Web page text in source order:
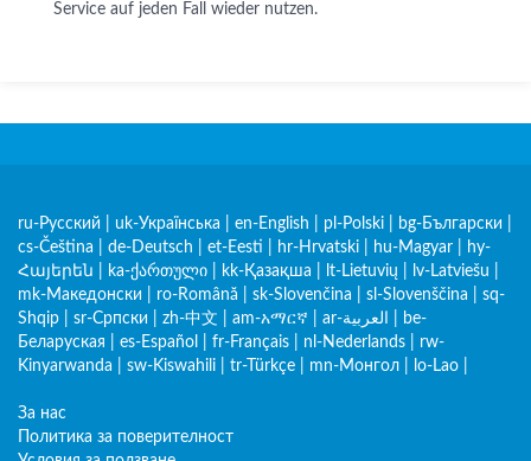
Service auf jeden Fall wieder nutzen.
ru-Русский uk-Українська en-English pl-Polski bg-Български
cs-Čeština
de-Deutsch et-Eesti hr-Hrvatski hu-Magyar
hy-
Հայերեն
ka-ქართული kk-Қазақша lt-Lietuvių lv-Latviešu
mk-Македонски
ro-Română sk-Slovenčina sl-Slovenščina
sq-
Shqip
sr-Српски zh-中文 am-አማርኛ ar-العربية
be-
Беларуская
es-Español fr-Français nl-Nederlands
rw-
Kinyarwanda
sw-Kiswahili tr-Türkçe mn-Монгол lo-Lao
За нас
Политика за поверителност